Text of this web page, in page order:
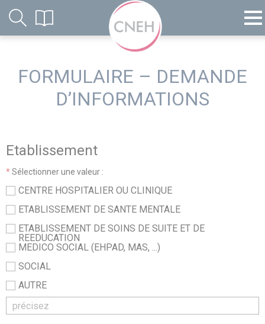
FORMULAIRE – DEMANDE
D’INFORMATIONS
Etablissement
*Sélectionner une valeur :
CENTRE HOSPITALIER OU CLINIQUE
ETABLISSEMENT DE SANTE MENTALE
ETABLISSEMENT DE SOINS DE SUITE ET DE
REEDUCATION
MEDICO SOCIAL (EHPAD, MAS, ...)
SOCIAL
AUTRE